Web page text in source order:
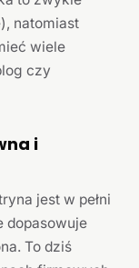
natomiast
wiele
czy
i
jest w pełni
dopasowuje
To dziś